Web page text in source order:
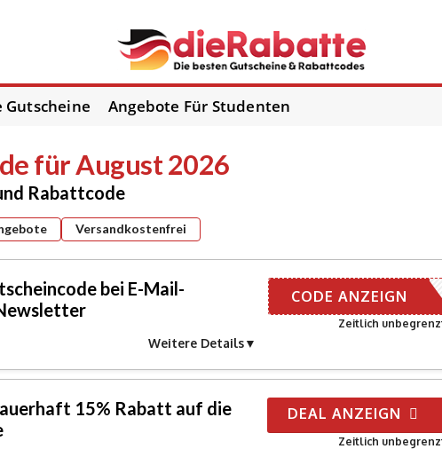
Gutscheine Angebote Für Studenten
für August 2026
Rabattcode
Versandkostenfrei
bei E-Mail-
Weitere Details
ER EMAIL
CODE ANZEIGN
Zeitlich
15% Rabatt auf die
DEAL ANZEIGN
Zeitlich